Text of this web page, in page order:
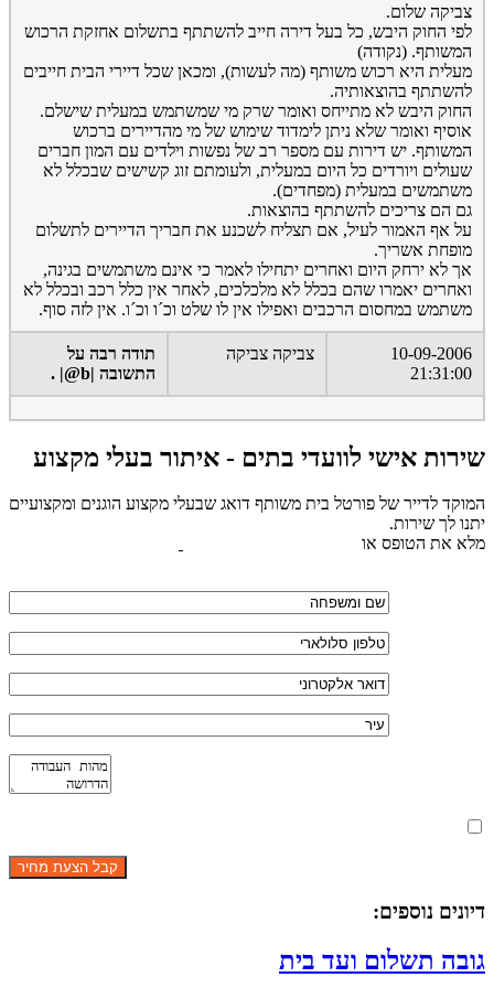
צביקה שלום.
לפי החוק היבש, כל בעל דירה חייב להשתתף בתשלום אחזקת הרכוש
המשותף. (נקודה)
מעלית היא רכוש משותף (מה לעשות), ומכאן שכל דיירי הבית חייבים
להשתתף בהוצאותיה.
החוק היבש לא מתייחס ואומר שרק מי שמשתמש במעלית שישלם.
אוסיף ואומר שלא ניתן לימדוד שימוש של מי מהדיירים ברכוש
המשותף. יש דירות עם מספר רב של נפשות וילדים עם המון חברים
שעולים ויורדים כל היום במעלית, ולעומתם זוג קשישים שבכלל לא
משתמשים במעלית (מפחדים).
גם הם צריכים להשתתף בהוצאות.
על אף האמור לעיל, אם תצליח לשכנע את חבריך הדיירים לתשלום
מופחת אשריך.
אך לא ירחק היום ואחרים יתחילו לאמר כי אינם משתמשים בגינה,
ואחרים יאמרו שהם בכלל לא מלכלכים, לאחר אין כלל רכב ובכלל לא
משתמש במחסום הרכבים ואפילו אין לו שלט וכ´ו וכ´ו. אין לזה סוף.
10-09-2006
21:31:00
צביקה צביקה
תודה רבה על
התשובה |b@| .
שירות אישי לוועדי בתים - איתור בעלי מקצוע
המוקד לדייר של פורטל בית משותף דואג שבעלי מקצוע הוגנים ומקצועיים
יתנו לך שירות.
מלא את הטופס או
דיונים נוספים:
גובה תשלום ועד בית